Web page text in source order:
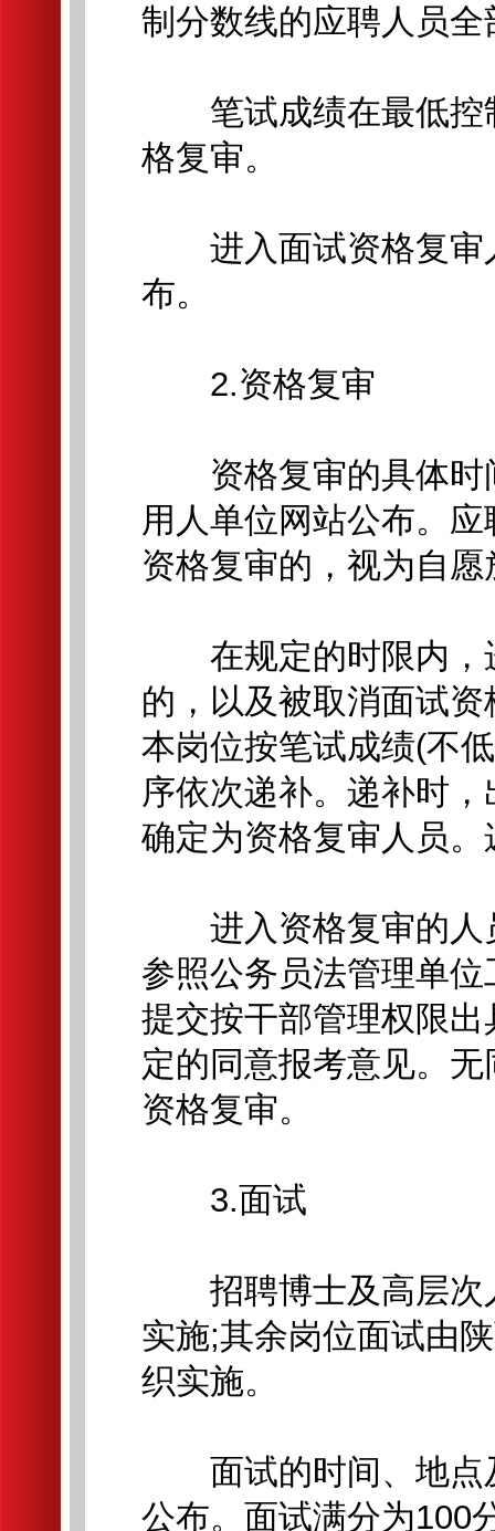
制分数线的应聘人员
笔试成绩在最低控
格复审。
进入面试资格复审
布。
2.资格复审
资格复审的具体时
用人单位网站公布。
资格复审的，视为自
在规定的时限内，
的，以及被取消面试
本岗位按笔试成绩(不
序依次递补。递补时
确定为资格复审人员
进入资格复审的人
参照公务员法管理单
提交按干部管理权限
定的同意报考意见。
资格复审。
3.面试
招聘博士及高层次
实施;其余岗位面试由
织实施。
面试的时间、地点
公布。面试满分为100